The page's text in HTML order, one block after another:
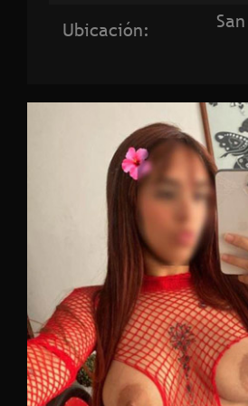
Ubicación: